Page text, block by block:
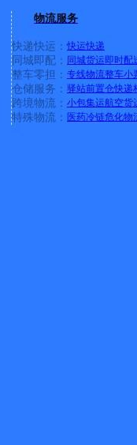
物流服务
快递快运： 快运快递
同城即配： 同城货运即时配
整车零担： 专线物流整车小
仓储服务： 驿站前置仓快递
跨境物流： 小包集运航空货
特殊物流： 医药冷链危化物
区详情
超市
码地址
水头镇
后峪村